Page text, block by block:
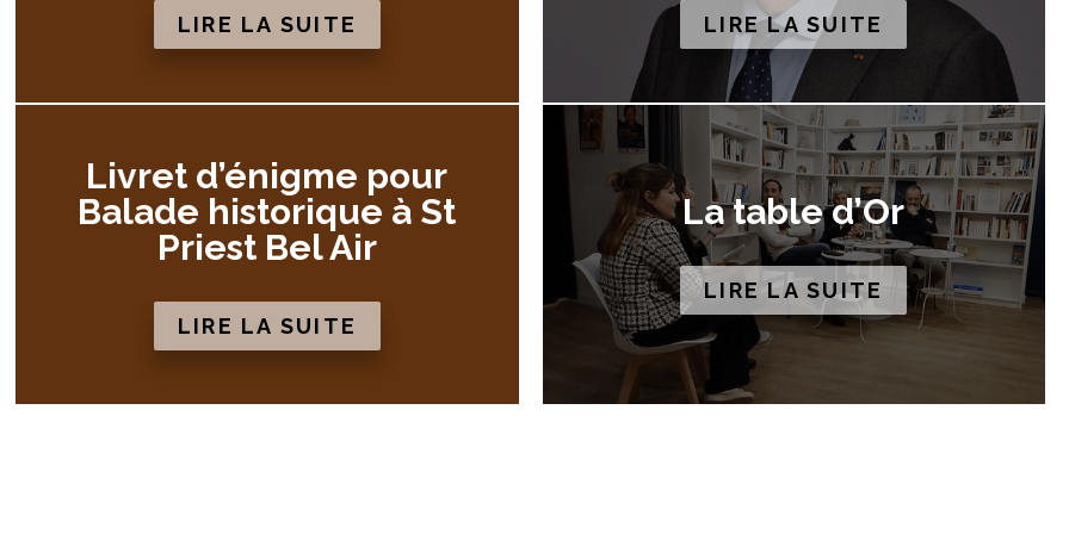
LIRE LA SUITE LIRE LA SUITE
Livret d’énigme pour
Balade historique à St
Priest Bel Air
LIRE LA SUITE
La table d’Or
LIRE LA SUITE